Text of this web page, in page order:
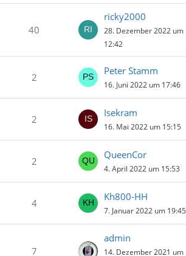
40
ricky2000
28. Dezember 2022 um
12:42
2
Peter Stamm
16. Juni 2022 um 17:46
2
Isekram
16. Mai 2022 um 15:15
2
QueenCor
4. April 2022 um 15:53
4
Kh800-HH
7. Januar 2022 um 19:45
7
admin
14. Dezember 2021 um